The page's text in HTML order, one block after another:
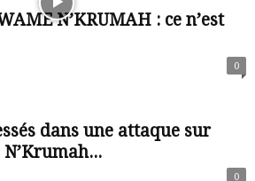
N’KRUMAH : ce n’est
0
dans une attaque sur
0